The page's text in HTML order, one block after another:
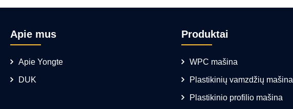
Apie mus
Apie Yongte
DUK
Produktai
WPC mašina
Plastikinių vamzdžių mašina
Plastikinio profilio mašina